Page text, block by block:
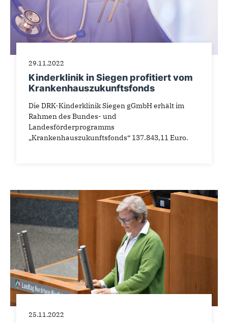
29.11.2022
Kinderklinik in Siegen profitiert vom
Krankenhauszukunftsfonds
Die DRK-Kinderklinik Siegen gGmbH erhält im
Rahmen des Bundes- und
Landesförderprogramms
„Krankenhauszukunftsfonds“ 137.843,11 Euro.
25.11.2022